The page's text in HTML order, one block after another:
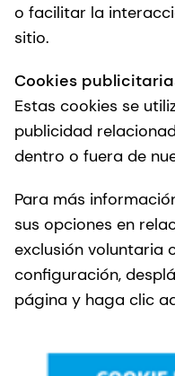
o facilitar la
sitio.
Cookies
Estas cookies se
publicidad
dentro o fuera de
Para más
sus opciones en
exclusión voluntaria
configuración,
página y haga clic